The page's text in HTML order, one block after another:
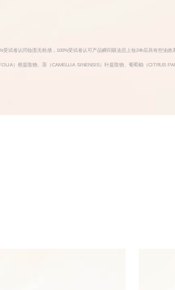
试者认同妆面无粉感，100%受试者认可产品瞬间吸油且上妆24h后具有控油效
）根提取物、茶（CAMELLIA SINENSIS）叶提取物、葡萄柚（CITRUS